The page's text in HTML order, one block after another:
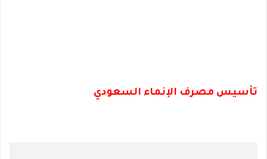
تأسيس مصرف الإنماء السعودي